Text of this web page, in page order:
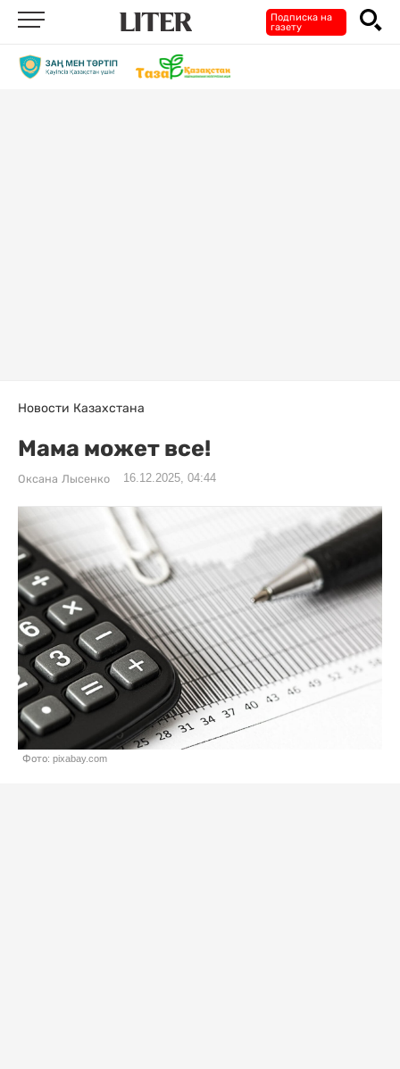
Подписка на
газету
Новости Казахстана
Мама может все!
Оксана Лысенко 16.12.2025, 04:44
Фото: pixabay.com